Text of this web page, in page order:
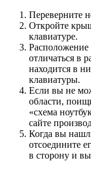
Переверните
Откройте
клавиатуре.
отличаться в
находится в
клавиатуры.
Если вы не
области,
«схема
сайте
Когда вы
отсоедините
в сторону и